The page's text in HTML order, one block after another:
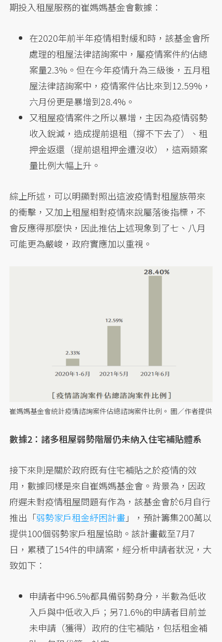
期投入租屋服務的崔媽媽基金會數據：
在2020年前半年疫情相對緩和時，該基金會所
處理的租屋法律諮詢案中，屬疫情案件約佔總
案量2.3%。但在今年疫情升為三級後，五月租
屋法律諮詢案中，疫情案件佔比來到12.59%，
六月份更是暴增到28.4%。
又租屋疫情案件之所以暴增，主因為疫情弱勢
收入銳減，造成提前退租（撐不下去了）、租
押金返還（提前退租押金遭沒收），這兩類案
量比例大幅上升。
綜上所述，可以明顯對照出這波疫情對租屋族帶來
的衝擊，又加上租屋相對疫情來說屬落後指標，不
會反應得那麼快，因此推估上述現象到了七、八月
可能更為嚴峻，政府實應加以重視。
崔媽媽基金會統計疫情諮詢案件佔總諮詢案件比例。 圖／作者提供
數據2：諸多租屋弱勢階層仍未納入住宅補貼體系
接下來則是關於政府既有住宅補貼之於疫情的效
用，數據同樣是來自崔媽媽基金會。背景為，因政
府遲未對疫情租屋問題有作為，該基金會於6月自行
推出「弱勢家戶租金紓困計畫 」，預計籌集200萬以
提供100個弱勢家戶租屋協助。該計畫截至7月7
日，累積了154件的申請案，經分析申請者狀況，大
致如下：
申請者中96.5%都具備弱勢身分，半數為低收
入戶與中低收入戶；另71.6%的申請者目前並
未申請（獲得）政府的住宅補貼，包括租金補